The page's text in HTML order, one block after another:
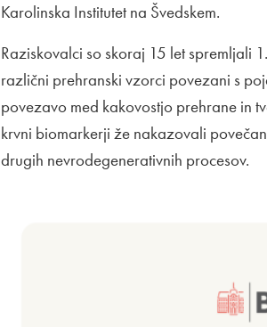
Karolinska Institutet na Švedskem.
Raziskovalci so skoraj 15 let spremljali
različni prehranski vzorci povezani s
povezavo med kakovostjo prehrane in
krvni biomarkerji že nakazovali
drugih nevrodegenerativnih procesov.